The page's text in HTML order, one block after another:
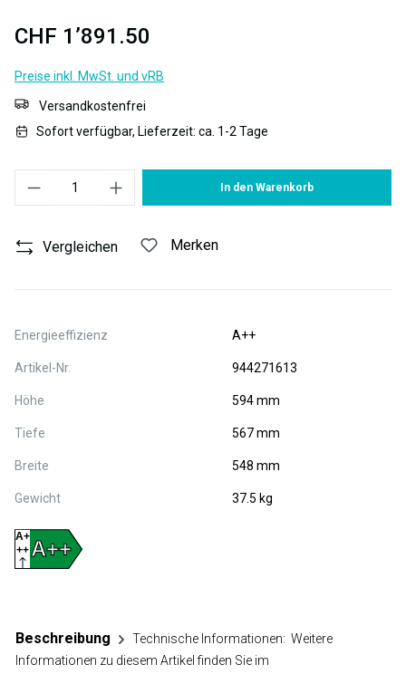
CHF 1’891.50
Preise inkl. MwSt. und vRB
Versandkostenfrei
Sofort verfügbar, Lieferzeit: ca. 1-2 Tage
In den Warenkorb
Vergleichen Merken
Energieeffizienz A++
Artikel-Nr. 944271613
Höhe 594 mm
Tiefe 567 mm
Breite 548 mm
Gewicht 37.5 kg
A++
A+
++
Beschreibung
Technische Informationen: Weitere
Informationen zu diesem Artikel finden Sie im